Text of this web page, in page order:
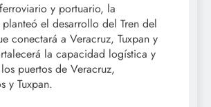
y portuario, la
el desarrollo del Tren del
conectará a Veracruz, Tuxpan y
la capacidad logística y
puertos de Veracruz,
y Tuxpan.